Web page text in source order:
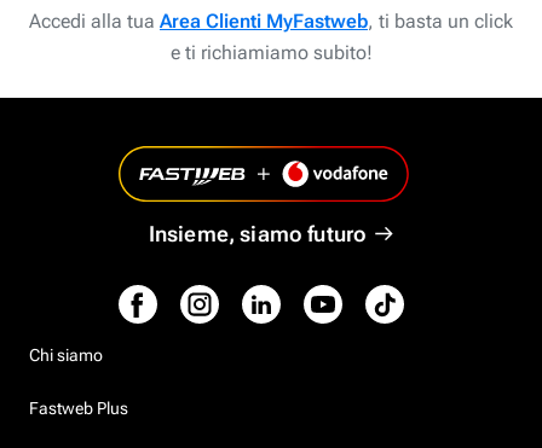
Accedi alla tua Area Clienti MyFastweb, ti basta un click
e ti richiamiamo subito!
Insieme, siamo futuro
Chi siamo
Fastweb Plus